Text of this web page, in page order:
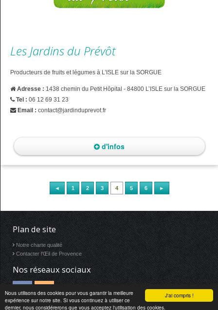
J'ai compris !
Nous utilisons des cookies pour vous garantir la meilleure
expérience sur notre site. Si vous continuez à utiliser ce
dernier, nous considérerons que vous acceptez l'utilisation des cookies.
Les Jardins du Prévôt
Producteurs de fruits et légumes à L’ISLE sur la SORGUE
Adresse : 1438 chemin du Petit Hôpital - 84800 L’ISLE sur la SORGUE
Tel : 06 12 69 31 23
Email : contact@jardinduprevot.fr
d'infos
◄ 1 2 3 4 5 6 ►
Plan de site
Notre charte qualité
Contacter l'Œil de Provence
Nos réseaux sociaux